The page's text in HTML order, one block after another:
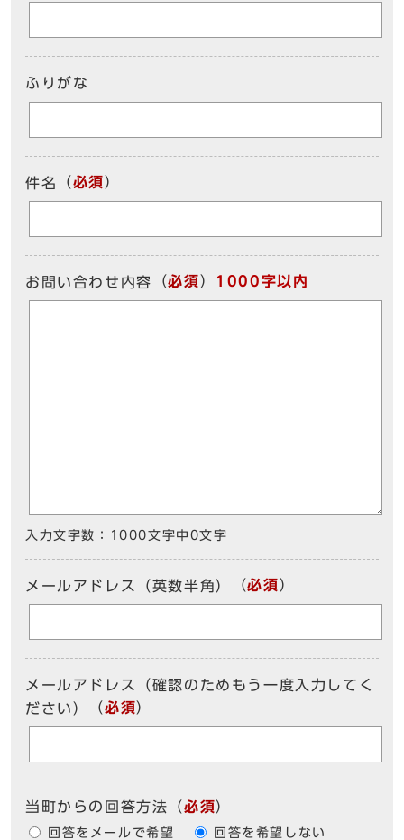
ふりがな
件名 （必須）
お問い合わせ内容 （必須） 1000字以内
入力文字数： 1000文字中 0文字
メールアドレス（英数半角） （必須）
メールアドレス（確認のためもう一度入力してく
ださい）
（必須）
当町からの回答方法 （必須）
回答をメールで希望 回答を希望しない